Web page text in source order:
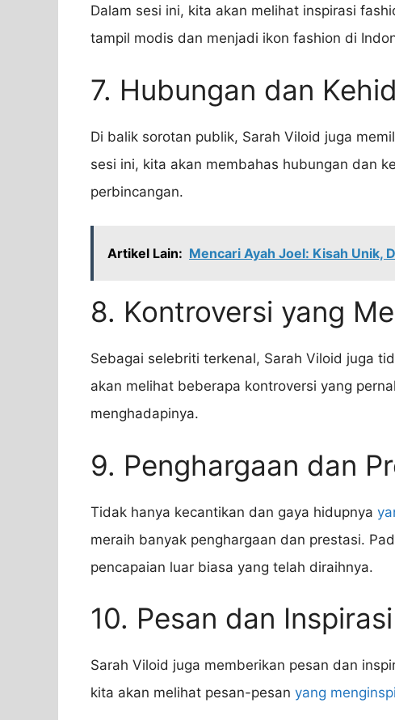
Dalam sesi ini, kita akan melihat inspirasi
tampil modis dan menjadi ikon fashion di
7. Hubungan dan
Di balik sorotan publik, Sarah Viloid juga
sesi ini, kita akan membahas hubungan dan
perbincangan.
Artikel Lain: Mencari Ayah Joel: Kisah Unik,
8. Kontroversi yang
Sebagai selebriti terkenal, Sarah Viloid juga
akan melihat beberapa kontroversi yang
menghadapinya.
9. Penghargaan dan
Tidak hanya kecantikan dan gaya hidupnya
meraih banyak penghargaan dan prestasi.
pencapaian luar biasa yang telah diraihnya.
10. Pesan dan
Sarah Viloid juga memberikan pesan dan
kita akan melihat pesan-pesan yang